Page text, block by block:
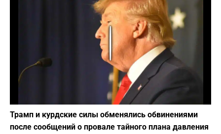
Play
Фото: depositphotos.com
Трамп и курдские силы обменялись обвинениями
после сообщений о провале тайного плана давления